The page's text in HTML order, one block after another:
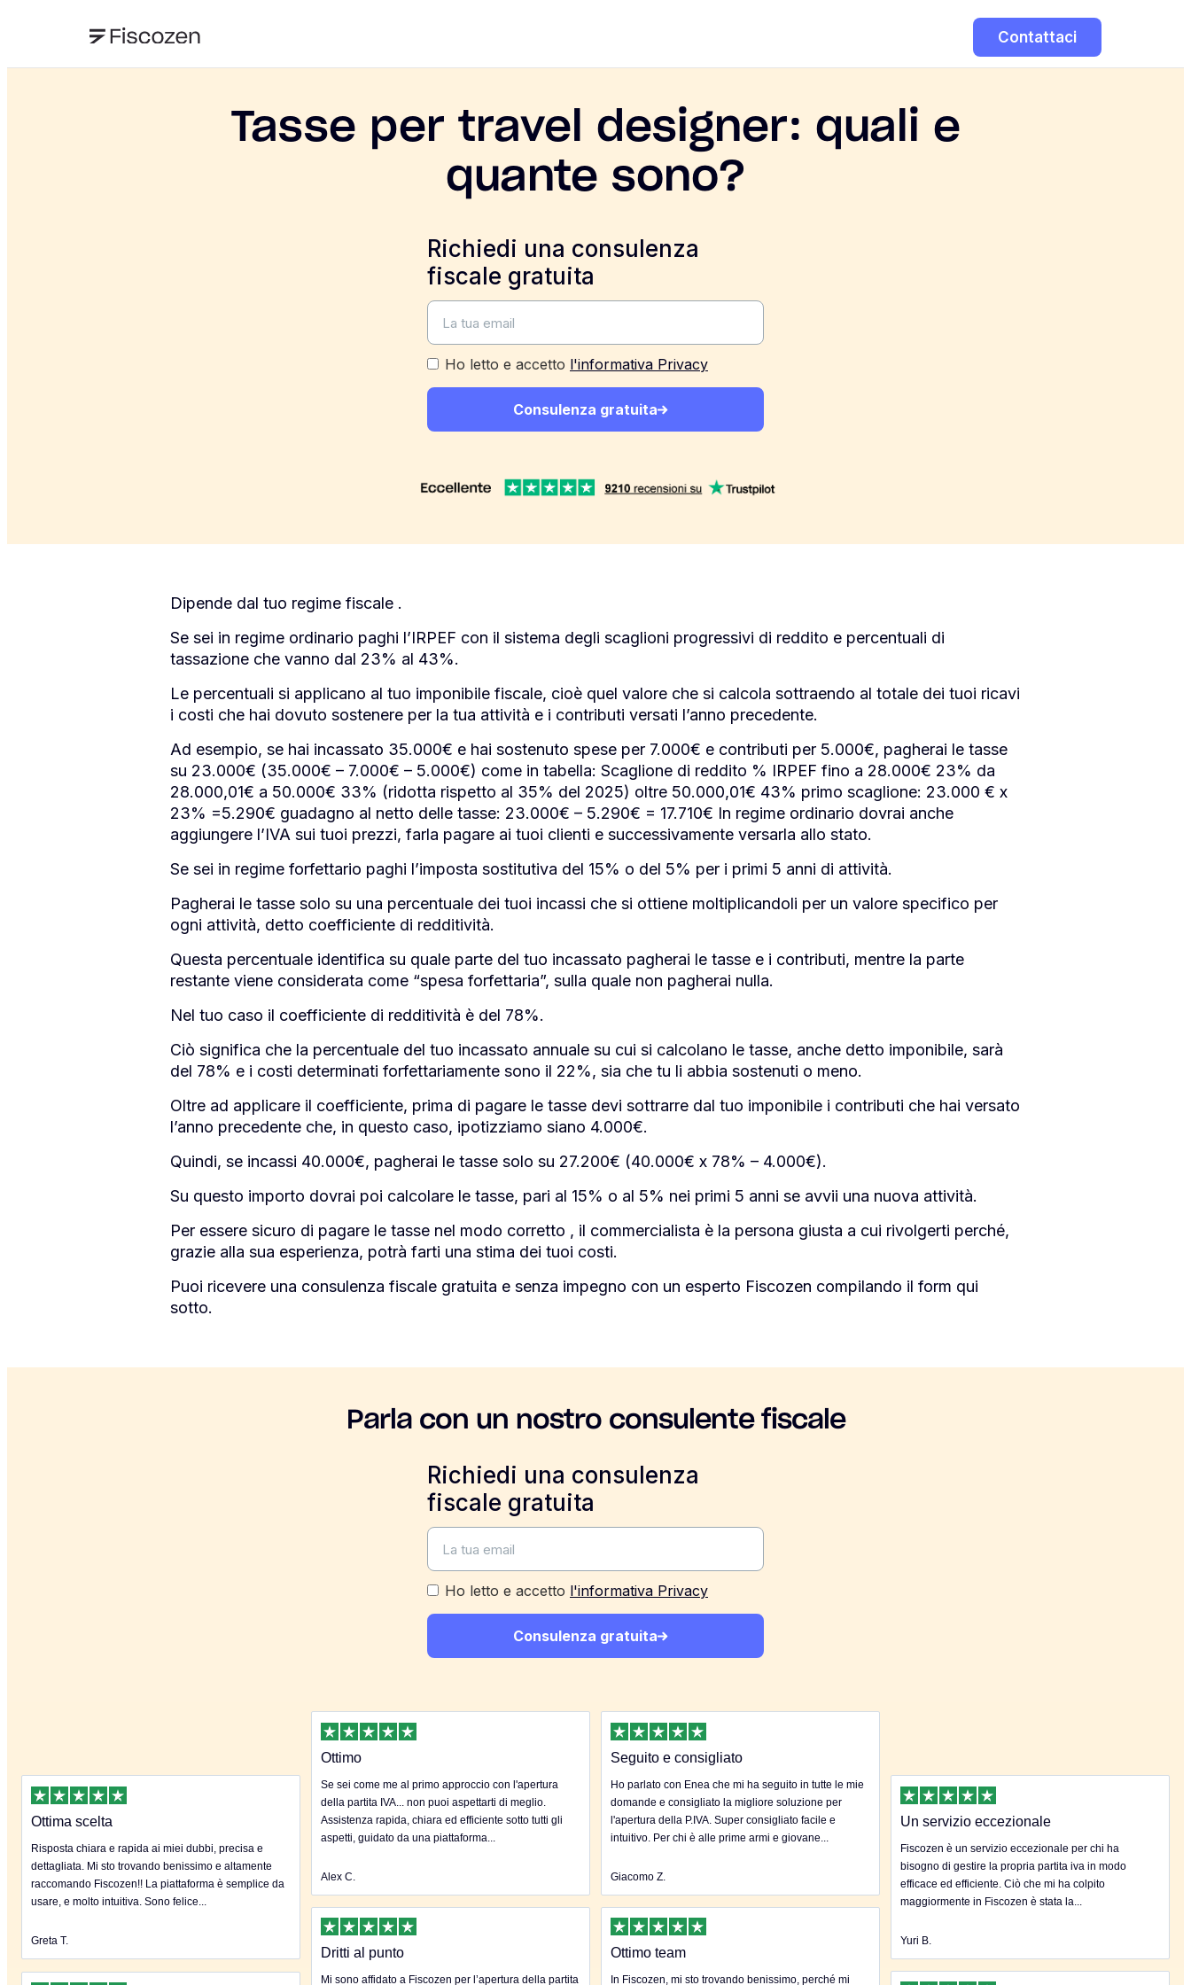
Contattaci
Tasse per travel designer: quali e
quante sono?
Richiedi una consulenza
fiscale gratuita
Ho letto e accetto l'informativa Privacy
Consulenza gratuita
Dipende dal tuo regime fiscale .
Se sei in regime ordinario paghi l’IRPEF con il sistema degli scaglioni progressivi di reddito e percentuali di
tassazione che vanno dal 23% al 43%.
Le percentuali si applicano al tuo imponibile fiscale, cioè quel valore che si calcola sottraendo al totale dei tuoi ricavi
i costi che hai dovuto sostenere per la tua attività e i contributi versati l’anno precedente.
Ad esempio, se hai incassato 35.000€ e hai sostenuto spese per 7.000€ e contributi per 5.000€, pagherai le tasse
su 23.000€ (35.000€ – 7.000€ – 5.000€) come in tabella: Scaglione di reddito % IRPEF fino a 28.000€ 23% da
28.000,01€ a 50.000€ 33% (ridotta rispetto al 35% del 2025) oltre 50.000,01€ 43% primo scaglione: 23.000 € x
23% =5.290€ guadagno al netto delle tasse: 23.000€ – 5.290€ = 17.710€ In regime ordinario dovrai anche
aggiungere l’IVA sui tuoi prezzi, farla pagare ai tuoi clienti e successivamente versarla allo stato.
Se sei in regime forfettario paghi l’imposta sostitutiva del 15% o del 5% per i primi 5 anni di attività.
Pagherai le tasse solo su una percentuale dei tuoi incassi che si ottiene moltiplicandoli per un valore specifico per
ogni attività, detto coefficiente di redditività.
Questa percentuale identifica su quale parte del tuo incassato pagherai le tasse e i contributi, mentre la parte
restante viene considerata come “spesa forfettaria”, sulla quale non pagherai nulla.
Nel tuo caso il coefficiente di redditività è del 78%.
Ciò significa che la percentuale del tuo incassato annuale su cui si calcolano le tasse, anche detto imponibile, sarà
del 78% e i costi determinati forfettariamente sono il 22%, sia che tu li abbia sostenuti o meno.
Oltre ad applicare il coefficiente, prima di pagare le tasse devi sottrarre dal tuo imponibile i contributi che hai versato
l’anno precedente che, in questo caso, ipotizziamo siano 4.000€.
Quindi, se incassi 40.000€, pagherai le tasse solo su 27.200€ (40.000€ x 78% – 4.000€).
Su questo importo dovrai poi calcolare le tasse, pari al 15% o al 5% nei primi 5 anni se avvii una nuova attività.
Per essere sicuro di pagare le tasse nel modo corretto , il commercialista è la persona giusta a cui rivolgerti perché,
grazie alla sua esperienza, potrà farti una stima dei tuoi costi.
Puoi ricevere una consulenza fiscale gratuita e senza impegno con un esperto Fiscozen compilando il form qui
sotto.
Parla con un nostro consulente fiscale
Richiedi una consulenza
fiscale gratuita
Ho letto e accetto l'informativa Privacy
Consulenza gratuita
Ottima scelta
Risposta chiara e rapida ai miei dubbi, precisa e
dettagliata. Mi sto trovando benissimo e altamente
raccomando Fiscozen!! La piattaforma è semplice da
usare, e molto intuitiva. Sono felice...
Greta T.
Ottimo
Se sei come me al primo approccio con l'apertura
della partita IVA... non puoi aspettarti di meglio.
Assistenza rapida, chiara ed efficiente sotto tutti gli
aspetti, guidato da una piattaforma...
Alex C.
Seguito e consigliato
Ho parlato con Enea che mi ha seguito in tutte le mie
domande e consigliato la migliore soluzione per
l'apertura della P.IVA. Super consigliato facile e
intuitivo. Per chi è alle prime armi e giovane...
Giacomo Z.
Un servizio eccezionale
Fiscozen è un servizio eccezionale per chi ha
bisogno di gestire la propria partita iva in modo
efficace ed efficiente. Ciò che mi ha colpito
maggiormente in Fiscozen è stata la...
Yuri B.
Dritti al punto
Mi sono affidato a Fiscozen per l’apertura della partita
Ottimo team
In Fiscozen, mi sto trovando benissimo, perché mi